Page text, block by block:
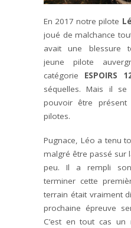
En 2017 notre pilote
joué de malchance
avait une blessure
jeune pilote
catégorie ESPOIRS
séquelles. Mais il
pouvoir être
pilotes.
Pugnace, Léo a tenu
malgré être passé sur
peu. Il a rempli
terminer cette
terrain était vraiment
prochaine épreuve
C’est en tout cas un